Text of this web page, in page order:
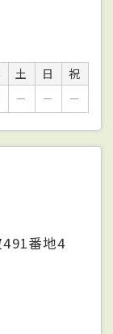
土 日
祝
－ － －
番地4